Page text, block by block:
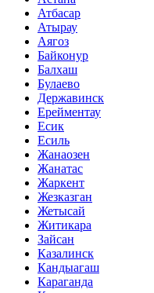
Атбасар
Атырау
Аягоз
Байконур
Балхаш
Булаево
Державинск
Ерейментау
Есик
Есиль
Жанаозен
Жанатас
Жаркент
Жезказган
Жетысай
Житикара
Зайсан
Казалинск
Кандыагаш
Караганда